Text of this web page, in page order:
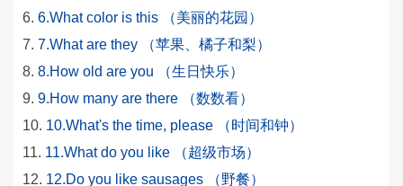
6.What color is this （美丽的花园）
7.What are they （苹果、橘子和梨）
8.How old are you （生日快乐）
9.How many are there （数数看）
10.What's the time, please （时间和钟）
11.What do you like （超级市场）
12.Do you like sausages （野餐）